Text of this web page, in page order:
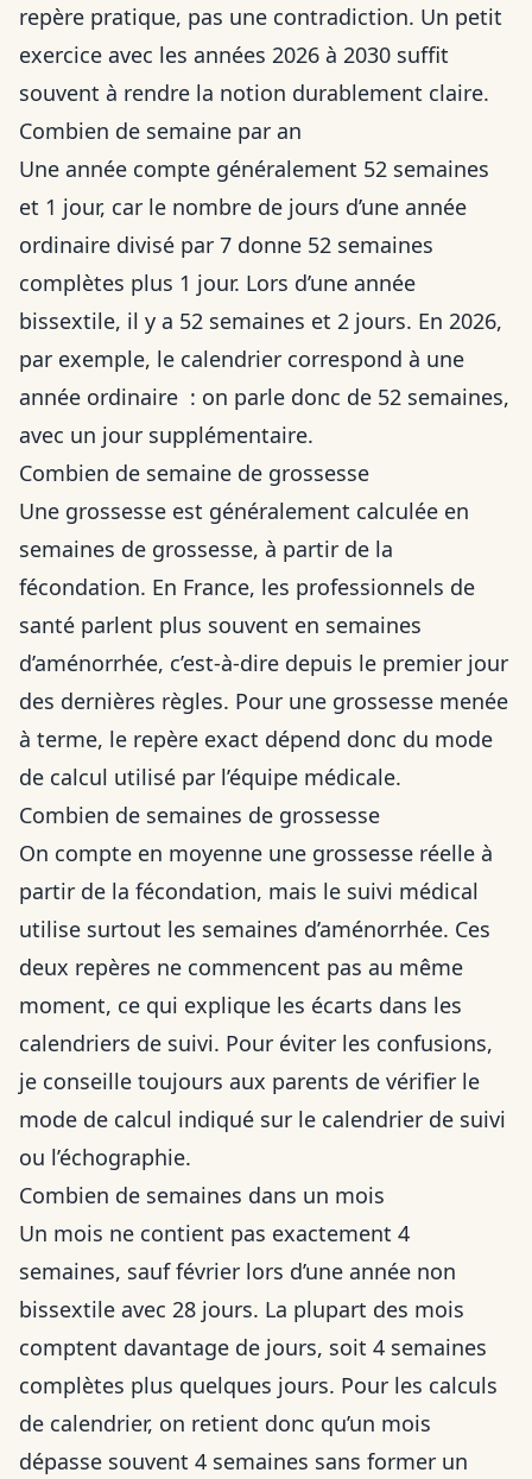
repère pratique, pas une contradiction. Un petit
exercice avec les années 2026 à 2030 suffit
souvent à rendre la notion durablement claire.
Combien de semaine par an
Une année compte généralement 52 semaines
et 1 jour, car le nombre de jours d’une année
ordinaire divisé par 7 donne 52 semaines
complètes plus 1 jour. Lors d’une année
bissextile, il y a 52 semaines et 2 jours. En 2026,
par exemple, le calendrier correspond à une
année ordinaire : on parle donc de 52 semaines,
avec un jour supplémentaire.
Combien de semaine de grossesse
Une grossesse est généralement calculée en
semaines de grossesse, à partir de la
fécondation. En France, les professionnels de
santé parlent plus souvent en semaines
d’aménorrhée, c’est-à-dire depuis le premier jour
des dernières règles. Pour une grossesse menée
à terme, le repère exact dépend donc du mode
de calcul utilisé par l’équipe médicale.
Combien de semaines de grossesse
On compte en moyenne une grossesse réelle à
partir de la fécondation, mais le suivi médical
utilise surtout les semaines d’aménorrhée. Ces
deux repères ne commencent pas au même
moment, ce qui explique les écarts dans les
calendriers de suivi. Pour éviter les confusions,
je conseille toujours aux parents de vérifier le
mode de calcul indiqué sur le calendrier de suivi
ou l’échographie.
Combien de semaines dans un mois
Un mois ne contient pas exactement 4
semaines, sauf février lors d’une année non
bissextile avec 28 jours. La plupart des mois
comptent davantage de jours, soit 4 semaines
complètes plus quelques jours. Pour les calculs
de calendrier, on retient donc qu’un mois
dépasse souvent 4 semaines sans former un